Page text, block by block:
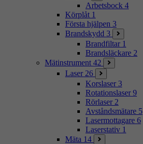
Arbetsbock 4
Körplåt 1
Första hjälpen 3
Brandskydd 3
Brandfiltar 1
Brandsläckare 2
Mätinstrument 42
Laser 26
Korslaser 3
Rotationslaser 9
Rörlaser 2
Avståndsmätare 5
Lasermottagare 6
Laserstativ 1
Mäta 14